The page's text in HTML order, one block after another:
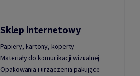
Sklep internetowy
Papiery, kartony, koperty
Materiały do komunikacji wizualnej
Opakowania i urządzenia pakujące